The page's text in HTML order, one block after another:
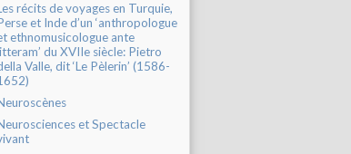
récits de voyages en Turquie,
et Inde d’un ‘anthropologue
ethnomusicologue ante
du XVIIe siècle: Pietro
Valle, dit ‘Le Pèlerin’ (1586-
et Spectacle